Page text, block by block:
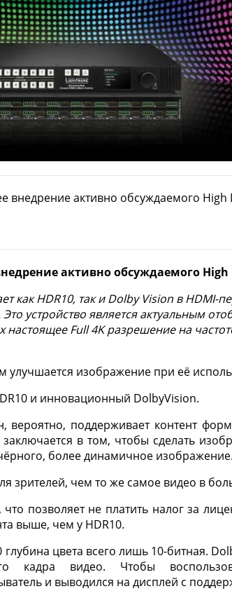
внедрение активно обсуждаемого High
активно обсуждаемого High
как HDR10, так и Dolby Vision в HDMI-
устройство является актуальным
Full 4K разрешение на
улучшается изображение при её
и инновационный DolbyVision.
поддерживает контент
в том, чтобы сделать
более динамичное изображение.
зрителей, чем то же самое видео в
позволяет не платить налог за
выше, чем у HDR10.
цвета всего лишь 10-битная.
кадра видео. Чтобы
и выводился на дисплей с